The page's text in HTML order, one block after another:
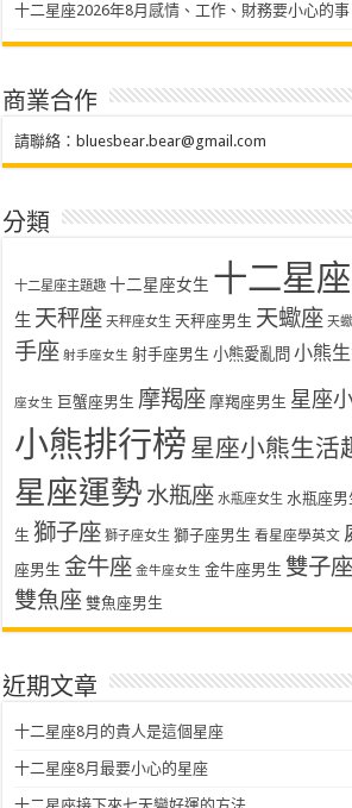
十二星座2026年8月感情、工作、財務要小心的事
商業合作
請聯絡： bluesbear.bear@gmail.com
分類
十二星座主題趣 十二星座女生 十二星
生 天秤座 天秤座女生 天秤座男生 天蠍座 天
手座 射手座女生 射手座男生 小熊愛亂問 小熊
座女生 巨蟹座男生 摩羯座 摩羯座男生 星座
小熊排行榜 星座小熊生活
星座運勢 水瓶座 水瓶座女生 水瓶座男
生 獅子座 獅子座女生 獅子座男生 看星座學英文
座男生 金牛座 金牛座女生 金牛座男生 雙子座
雙魚座 雙魚座男生
近期文章
十二星座8月的貴人是這個星座
十二星座8月最要小心的星座